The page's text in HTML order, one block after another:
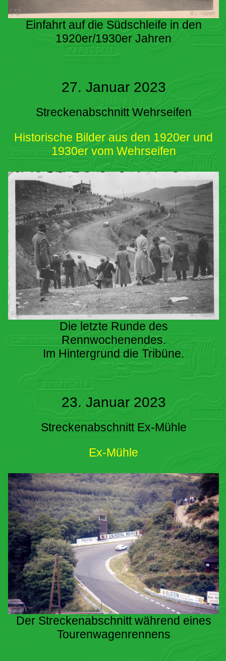
Einfahrt auf die Südschleife in den
1920er/1930er Jahren
27. Januar 2023
Streckenabschnitt Wehrseifen
Historische Bilder aus den 1920er und
1930er vom Wehrseifen
Die letzte Runde des
Rennwochenendes.
Im Hintergrund die Tribüne.
23. Januar 2023
Streckenabschnitt Ex-Mühle
Ex-Mühle
Der Streckenabschnitt während eines
Tourenwagenrennens